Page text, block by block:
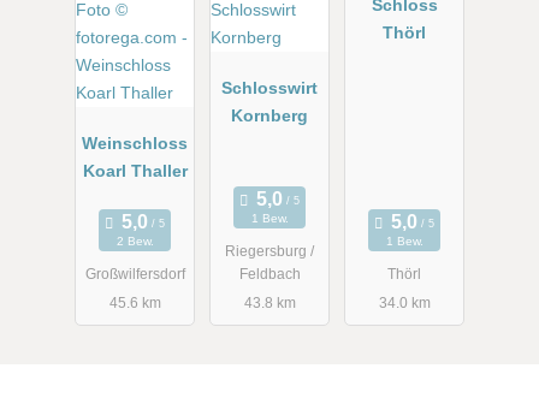
Weinschloss
Koarl Thaller
2 Bew.
Großwilfersdorf
45.6 km
Schlosswirt
Kornberg
1 Bew.
Riegersburg /
Feldbach
43.8 km
Schloss
Thörl
1 Bew.
Thörl
34.0 km